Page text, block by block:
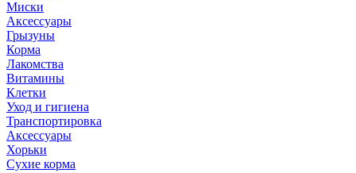
Миски
Аксессуары
Грызуны
Корма
Лакомства
Витамины
Клетки
Уход и гигиена
Транспортировка
Аксессуары
Хорьки
Сухие корма